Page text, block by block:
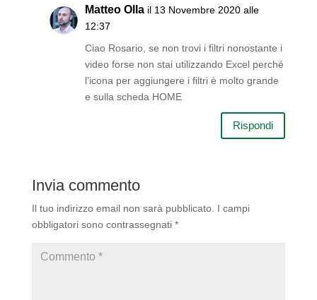
Matteo Olla il 13 Novembre 2020 alle
12:37
Ciao Rosario, se non trovi i filtri nonostante i
video forse non stai utilizzando Excel perché
l’icona per aggiungere i filtri è molto grande
e sulla scheda HOME
Rispondi
Invia commento
Il tuo indirizzo email non sarà pubblicato. I campi
obbligatori sono contrassegnati *